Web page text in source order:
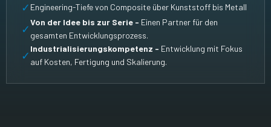
✓ Engineering-Tiefe von Composite über Kunststoff bis Metall
✓
Von der Idee bis zur Serie - Einen Partner für den
gesamten Entwicklungsprozess.
✓
Industrialisierungskompetenz - Entwicklung mit Fokus
auf Kosten, Fertigung und Skalierung.